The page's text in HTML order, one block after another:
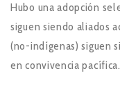
Hubo una adopción
siguen siendo aliados
(no-indígenas) siguen
en convivencia pacífica.